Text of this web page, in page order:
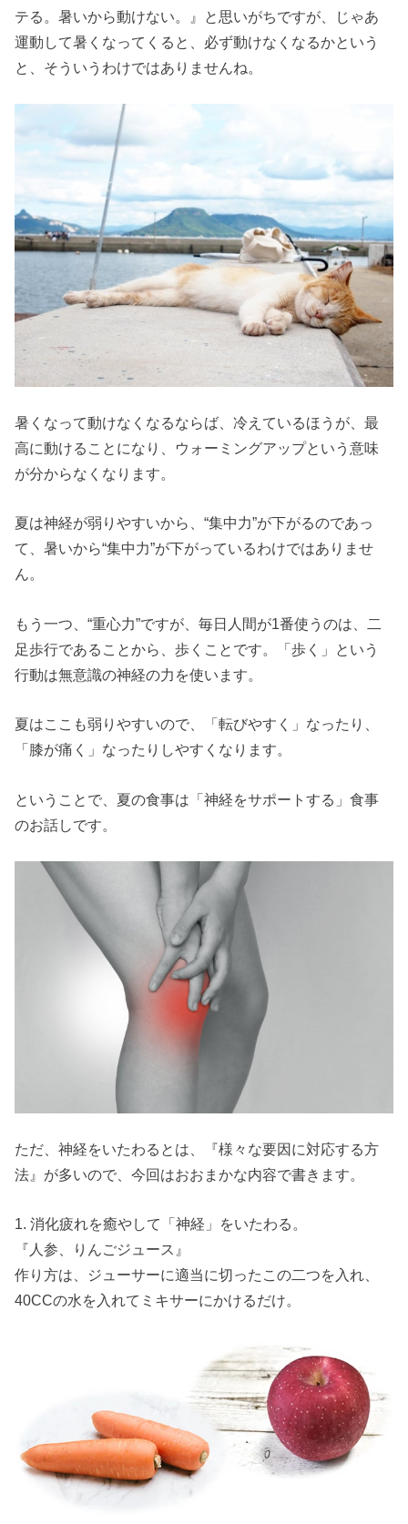
テる。暑いから動けない。』と思いがちですが、じゃあ
運動して暑くなってくると、必ず動けなくなるかという
と、そういうわけではありませんね。
暑くなって動けなくなるならば、冷えているほうが、最
高に動けることになり、ウォーミングアップという意味
が分からなくなります。
夏は神経が弱りやすいから、“集中力”が下がるのであっ
て、暑いから“集中力”が下がっているわけではありませ
ん。
もう一つ、“重心力”ですが、毎日人間が1番使うのは、二
足歩行であることから、歩くことです。「歩く」という
行動は無意識の神経の力を使います。
夏はここも弱りやすいので、「転びやすく」なったり、
「膝が痛く」なったりしやすくなります。
ということで、夏の食事は「神経をサポートする」食事
のお話しです。
ただ、神経をいたわるとは、『様々な要因に対応する方
法』が多いので、今回はおおまかな内容で書きます。
1. 消化疲れを癒やして「神経」をいたわる。
『人参、りんごジュース』
作り方は、ジューサーに適当に切ったこの二つを入れ、
40CCの水を入れてミキサーにかけるだけ。